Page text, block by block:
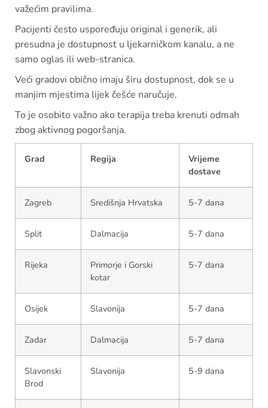
važećim pravilima.
Pacijenti često uspoređuju original i generik, ali
presudna je dostupnost u ljekarničkom kanalu, a ne
samo oglas ili web-stranica.
Veći gradovi obično imaju širu dostupnost, dok se u
manjim mjestima lijek češće naručuje.
To je osobito važno ako terapija treba krenuti odmah
zbog aktivnog pogoršanja.
Grad Regija
Vrijeme
dostave
Zagreb Središnja Hrvatska 5-7 dana
Split Dalmacija 5-7 dana
Rijeka
Primorje i Gorski
kotar
5-7 dana
Osijek Slavonija 5-7 dana
Zadar Dalmacija 5-7 dana
Slavonski
Brod
Slavonija 5-9 dana